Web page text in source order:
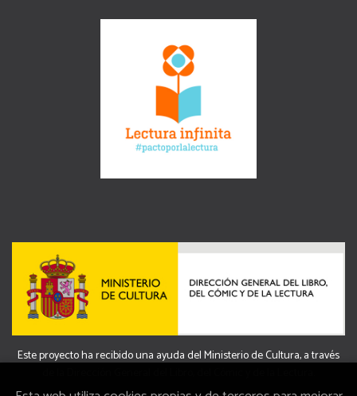
Este proyecto ha recibido una ayuda del Ministerio de Cultura, a través